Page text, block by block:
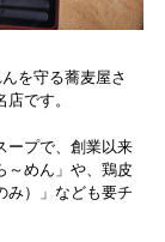
を守る蕎麦屋さ
です。
ープで、創業以来
～めん」や、鶏皮
み）」なども要チ